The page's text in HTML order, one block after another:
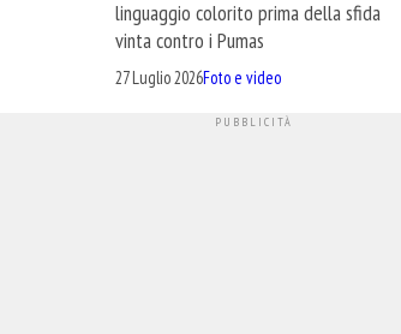
linguaggio colorito prima della sfida
vinta contro i Pumas
27 Luglio 2026Foto e video